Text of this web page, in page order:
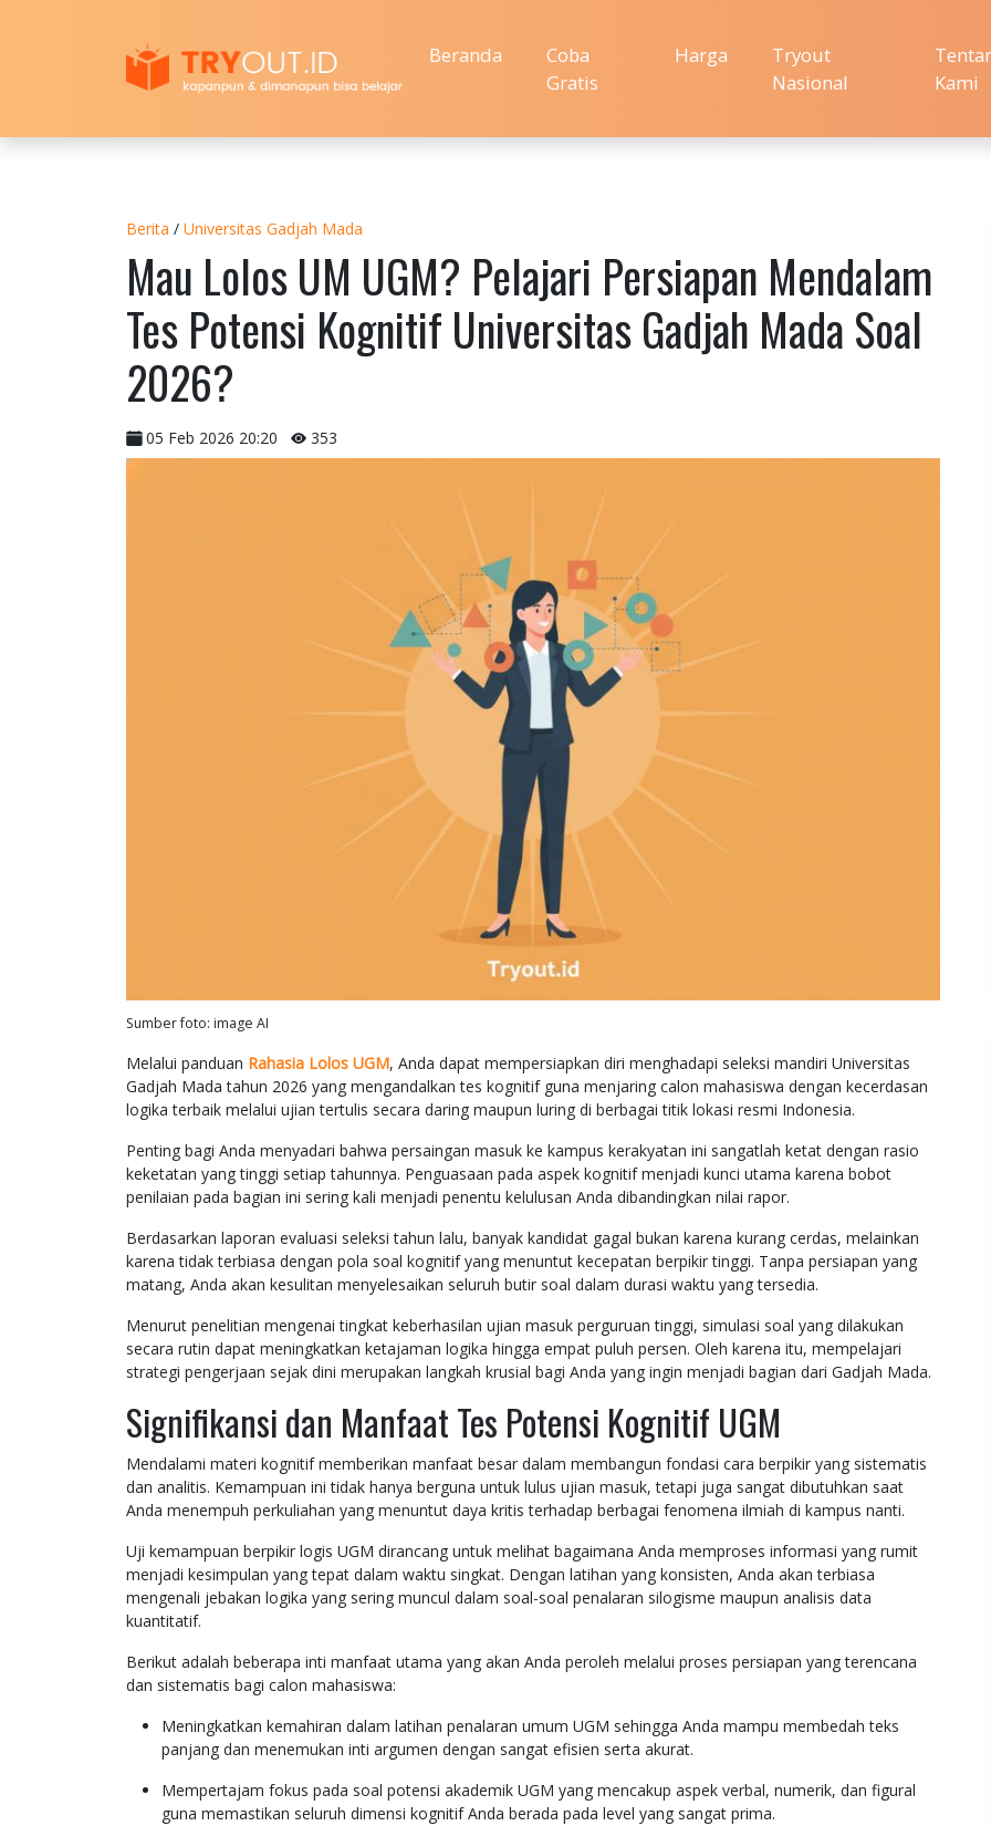
Beranda
Coba
Gratis
Harga
Tryout
Nasional
Kami
Berita / Universitas Gadjah Mada
Mau Lolos UM UGM? Pelajari Persiapan Mendalam
Tes Potensi Kognitif Universitas Gadjah Mada Soal
2026?
05 Feb 2026 20:20 353
Sumber foto: image AI
Melalui panduan Rahasia Lolos UGM, Anda dapat mempersiapkan diri menghadapi seleksi mandiri Universitas
Gadjah Mada tahun 2026 yang mengandalkan tes kognitif guna menjaring calon mahasiswa dengan kecerdasan
logika terbaik melalui ujian tertulis secara daring maupun luring di berbagai titik lokasi resmi Indonesia.
Penting bagi Anda menyadari bahwa persaingan masuk ke kampus kerakyatan ini sangatlah ketat dengan rasio
keketatan yang tinggi setiap tahunnya. Penguasaan pada aspek kognitif menjadi kunci utama karena bobot
penilaian pada bagian ini sering kali menjadi penentu kelulusan Anda dibandingkan nilai rapor.
Berdasarkan laporan evaluasi seleksi tahun lalu, banyak kandidat gagal bukan karena kurang cerdas, melainkan
karena tidak terbiasa dengan pola soal kognitif yang menuntut kecepatan berpikir tinggi. Tanpa persiapan yang
matang, Anda akan kesulitan menyelesaikan seluruh butir soal dalam durasi waktu yang tersedia.
Menurut penelitian mengenai tingkat keberhasilan ujian masuk perguruan tinggi, simulasi soal yang dilakukan
secara rutin dapat meningkatkan ketajaman logika hingga empat puluh persen. Oleh karena itu, mempelajari
strategi pengerjaan sejak dini merupakan langkah krusial bagi Anda yang ingin menjadi bagian dari Gadjah Mada.
Signifikansi dan Manfaat Tes Potensi Kognitif UGM
Mendalami materi kognitif memberikan manfaat besar dalam membangun fondasi cara berpikir yang sistematis
dan analitis. Kemampuan ini tidak hanya berguna untuk lulus ujian masuk, tetapi juga sangat dibutuhkan saat
Anda menempuh perkuliahan yang menuntut daya kritis terhadap berbagai fenomena ilmiah di kampus nanti.
Uji kemampuan berpikir logis UGM dirancang untuk melihat bagaimana Anda memproses informasi yang rumit
menjadi kesimpulan yang tepat dalam waktu singkat. Dengan latihan yang konsisten, Anda akan terbiasa
mengenali jebakan logika yang sering muncul dalam soal-soal penalaran silogisme maupun analisis data
kuantitatif.
Berikut adalah beberapa inti manfaat utama yang akan Anda peroleh melalui proses persiapan yang terencana
dan sistematis bagi calon mahasiswa:
Meningkatkan kemahiran dalam latihan penalaran umum UGM sehingga Anda mampu membedah teks
panjang dan menemukan inti argumen dengan sangat efisien serta akurat.
Mempertajam fokus pada soal potensi akademik UGM yang mencakup aspek verbal, numerik, dan figural
guna memastikan seluruh dimensi kognitif Anda berada pada level yang sangat prima.